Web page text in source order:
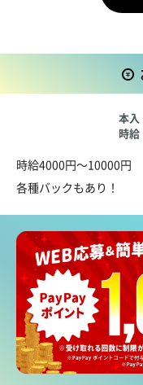
また、当店はエリア最
紳士的なお客様が利用
着いた雰囲気となって
初めての方もマイペー
すので、気軽にご応募く
なお当店は、何回でも《
本入
時給
お給料について
時給4000円～10000円
各種バックもあり！